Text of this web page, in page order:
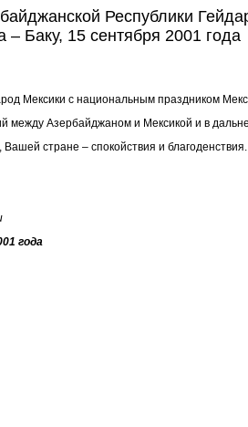
Республики
– Баку, 15 сентября 2001 года
Мексики с национальным праздником
между Азербайджаном и Мексикой и в
стране – спокойствия и благоденствия.
года